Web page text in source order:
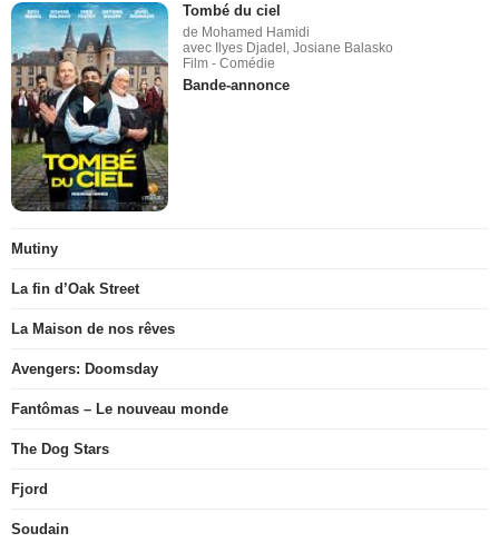
Tombé du ciel
de Mohamed Hamidi
avec Ilyes Djadel, Josiane Balasko
Film - Comédie
Bande-annonce
Mutiny
La fin d’Oak Street
La Maison de nos rêves
Avengers: Doomsday
Fantômas – Le nouveau monde
The Dog Stars
Fjord
Soudain